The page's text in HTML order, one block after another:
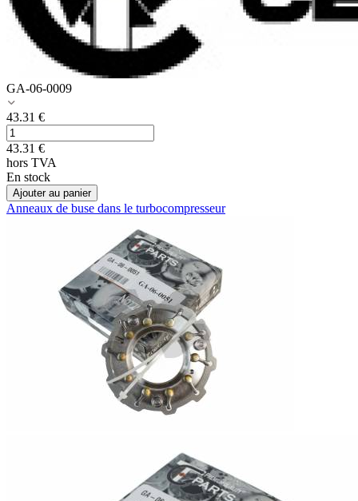
GA-06-0009
43.31 €
43.31 €
hors TVA
En stock
Ajouter au panier
Anneaux de buse dans le turbocompresseur